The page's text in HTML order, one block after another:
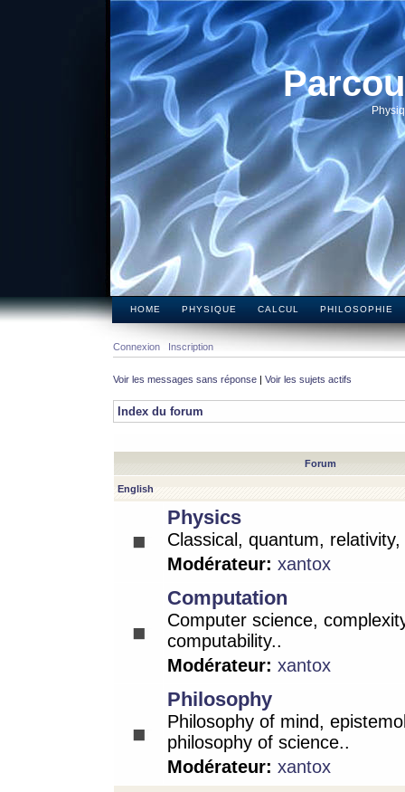
HOME PHYSIQUE CALCUL PHILOSOPHIE
Connexion Inscription
Voir les messages sans réponse | Voir les sujets actifs
Index du forum
Forum
English
Physics
Classical, quantum,
Modérateur: xantox
Computation
Computer science,
computability..
Modérateur: xantox
Philosophy
Philosophy of mind,
philosophy of science..
Modérateur: xantox